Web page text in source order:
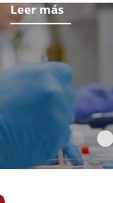
Leer más